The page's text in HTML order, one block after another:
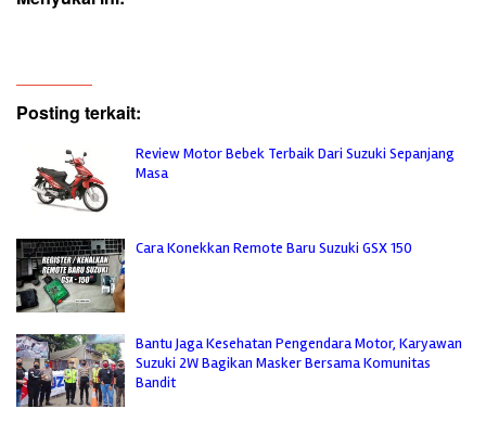
Posting terkait:
Review Motor Bebek Terbaik Dari Suzuki Sepanjang
Masa
Cara Konekkan Remote Baru Suzuki GSX 150
Bantu Jaga Kesehatan Pengendara Motor, Karyawan
Suzuki 2W Bagikan Masker Bersama Komunitas
Bandit